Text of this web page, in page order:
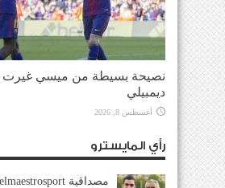
نصيحة بسيطة من ميسي غيرت
ديمبيلي
أغسطس 8, 2026
رأي المايسترو